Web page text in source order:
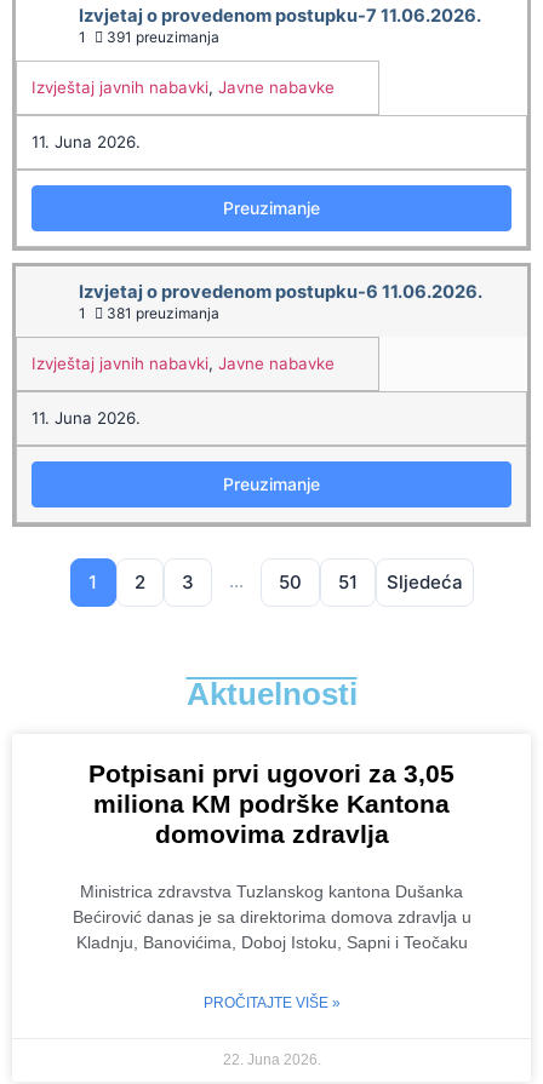
Izvjetaj o provedenom postupku-7 11.06.2026.
1 391 preuzimanja
Izvještaj javnih nabavki, Javne nabavke
11. Juna 2026.
Preuzimanje
Izvjetaj o provedenom postupku-6 11.06.2026.
1 381 preuzimanja
Izvještaj javnih nabavki, Javne nabavke
11. Juna 2026.
Preuzimanje
1 2 3 … 50 51 Sljedeća
Aktuelnosti
Potpisani prvi ugovori za 3,05
miliona KM podrške Kantona
domovima zdravlja
Ministrica zdravstva Tuzlanskog kantona Dušanka
Bećirović danas je sa direktorima domova zdravlja u
Kladnju, Banovićima, Doboj Istoku, Sapni i Teočaku
PROČITAJTE VIŠE »
22. Juna 2026.